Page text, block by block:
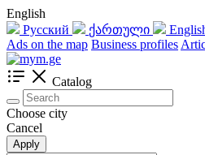
English
Русский
ქართული
Ads on the map Business profiles
Catalog
Choose city
Cancel
Apply